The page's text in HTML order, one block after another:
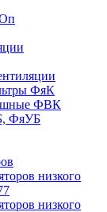
ФяК
ФВК
ФяУБ
низкого
низкого